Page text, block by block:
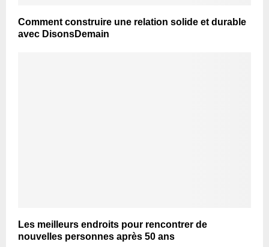
Comment construire une relation solide et durable
avec DisonsDemain
Les meilleurs endroits pour rencontrer de
nouvelles personnes après 50 ans